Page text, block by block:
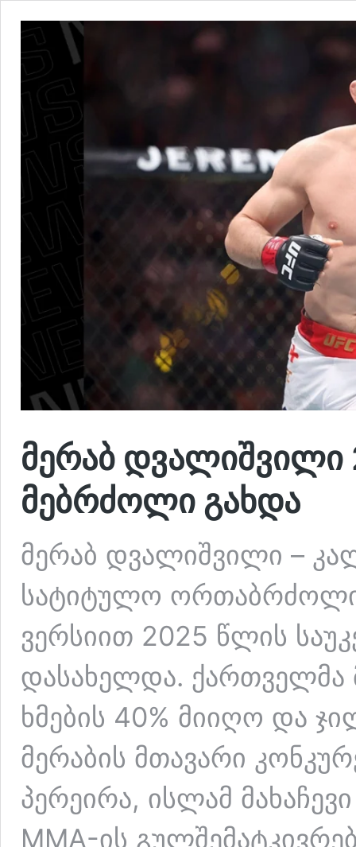
მერაბ დვალიშვილი
მებრძოლი გახდა
მერაბ დვალიშვილი –
სატიტულო
ვერსიით 2025 წლის
დასახელდა. ქართველმა
ხმების 40% მიიღო და
მერაბის მთავარი
პერეირა, ისლამ
MMA-ის